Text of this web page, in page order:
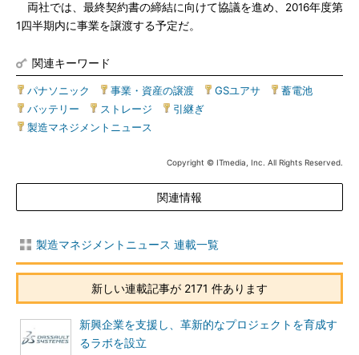
両社では、最終契約書の締結に向けて協議を進め、2016年度第
1四半期内に事業を譲渡する予定だ。
関連キーワード
パナソニック 事業・資産の譲渡 GSユアサ 蓄電池
バッテリー
ストレージ 引継ぎ
製造マネジメントニュース
Copyright © ITmedia, Inc. All Rights Reserved.
関連情報
製造マネジメントニュース 連載一覧
新しい連載記事が 2171 件あります
新興企業を支援し、革新的なプロジェクトを育成す
るラボを設立